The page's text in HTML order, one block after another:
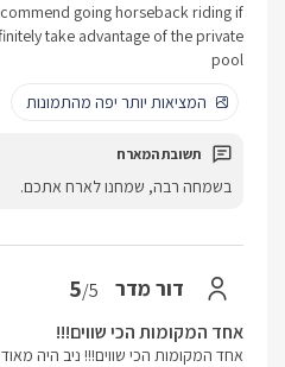
going horseback riding if
take advantage of the private
pool
המציאות יותר יפה מהתמונות
בשמחה רבה, שמחנו לארח אתכם.
דור מדר 5/5
אחד המקומות הכי שווים!!!
אחד המקומות הכי שווים!!! ניב היה